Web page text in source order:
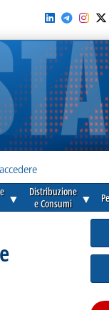
▼
Distribuzione
e Consumi
▼